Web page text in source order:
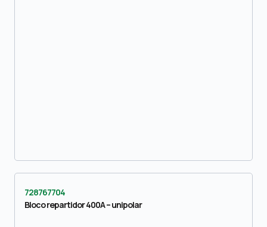
728767704
Bloco repartidor 400A – unipolar